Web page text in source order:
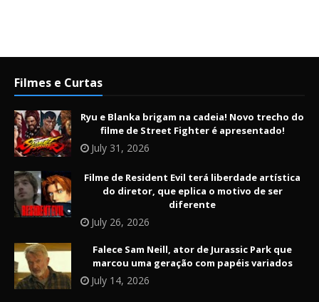
Filmes e Curtas
Ryu e Blanka brigam na cadeia! Novo trecho do
filme de Street Fighter é apresentado!
July 31, 2026
Filme de Resident Evil terá liberdade artística
do diretor, que eplica o motivo de ser
diferente
July 26, 2026
Falece Sam Neill, ator de Jurassic Park que
marcou uma geração com papéis variados
July 14, 2026